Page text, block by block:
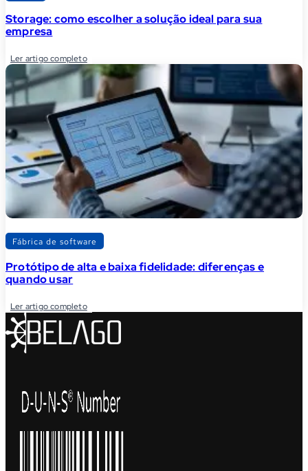
Storage: como escolher a solução ideal para sua
empresa
Ler artigo completo
Fábrica de software
Protótipo de alta e baixa fidelidade: diferenças e
quando usar
Ler artigo completo